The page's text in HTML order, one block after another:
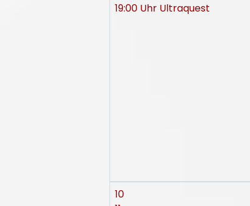
19:00 Uhr Ultraquest
10